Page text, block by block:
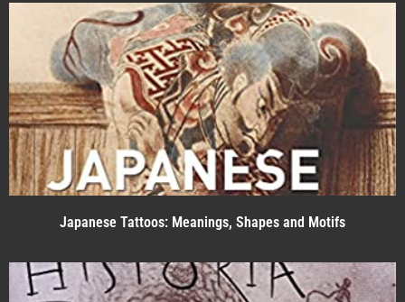
Japanese Tattoos: Meanings, Shapes and Motifs